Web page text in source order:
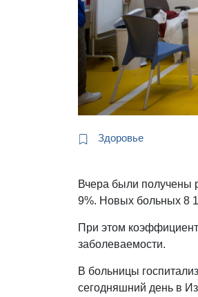
Здоровье
Вчера были получены
9%. Новых больных 8
При этом
заболеваемости.
В больницы
сегодняшний день в